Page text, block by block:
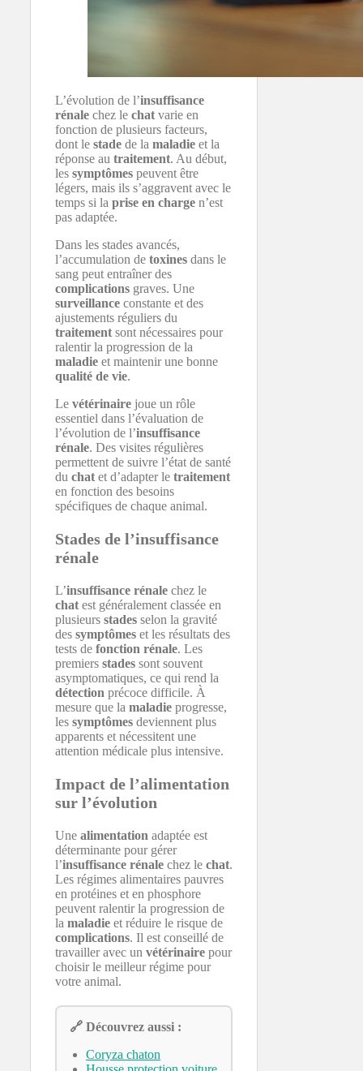
L’évolution de l’insuffisance
rénale chez le chat varie en
fonction de plusieurs facteurs,
dont le stade de la maladie et la
réponse au traitement. Au début,
les symptômes peuvent être
légers, mais ils s’aggravent avec le
temps si la prise en charge n’est
pas adaptée.
Dans les stades avancés,
l’accumulation de toxines dans le
sang peut entraîner des
complications graves. Une
surveillance constante et des
ajustements réguliers du
traitement sont nécessaires pour
ralentir la progression de la
maladie et maintenir une bonne
qualité de vie.
Le vétérinaire joue un rôle
essentiel dans l’évaluation de
l’évolution de l’insuffisance
rénale. Des visites régulières
permettent de suivre l’état de santé
du chat et d’adapter le traitement
en fonction des besoins
spécifiques de chaque animal.
Stades de l’insuffisance
rénale
L’insuffisance rénale chez le
chat est généralement classée en
plusieurs stades selon la gravité
des symptômes et les résultats des
tests de fonction rénale. Les
premiers stades sont souvent
asymptomatiques, ce qui rend la
détection précoce difficile. À
mesure que la maladie progresse,
les symptômes deviennent plus
apparents et nécessitent une
attention médicale plus intensive.
Impact de l’alimentation
sur l’évolution
Une alimentation adaptée est
déterminante pour gérer
l’insuffisance rénale chez le chat.
Les régimes alimentaires pauvres
en protéines et en phosphore
peuvent ralentir la progression de
la maladie et réduire le risque de
complications. Il est conseillé de
travailler avec un vétérinaire pour
choisir le meilleur régime pour
votre animal.
🔗 Découvrez aussi :
Coryza chaton